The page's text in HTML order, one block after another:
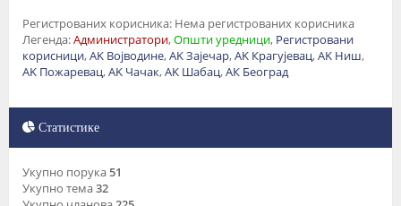
Регистрованих корисника: Нема регистрованих корисника
Легенда:Администратори,Општи уредници, Регистровани
корисници,AK Војводине,AK Зајечар,AK Крагујевац,AK Ниш,
AK Пожаревац,AK Чачак,AK Шабац,АК Београд
Статистике
Укупно порука51
Укупно тема32